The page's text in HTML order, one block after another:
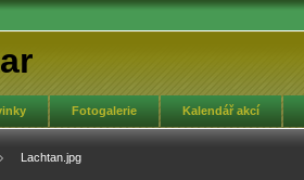
Fotogalerie Kalendář akcí
Lachtan.jpg